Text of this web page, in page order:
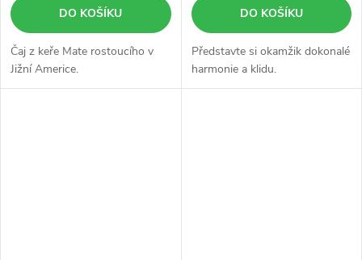
DO KOŠÍKU
Čaj z keře Mate rostoucího v
Jižní Americe.
DO KOŠÍKU
Představte si okamžik dokonalé
harmonie a klidu.